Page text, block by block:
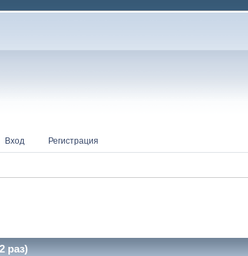
Вход Регистрация
раз)